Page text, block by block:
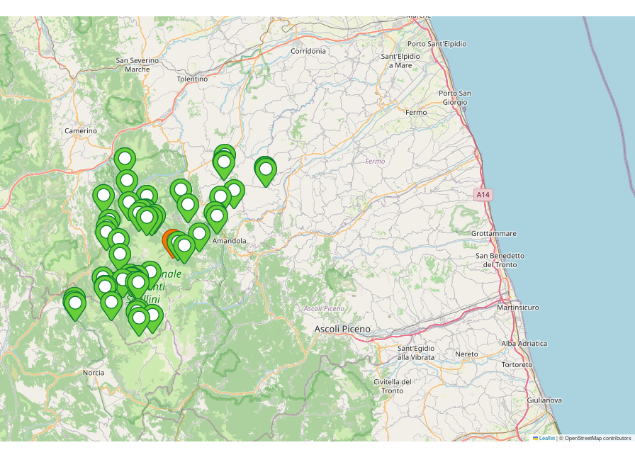
Leaflet|© OpenStreetMap contributors